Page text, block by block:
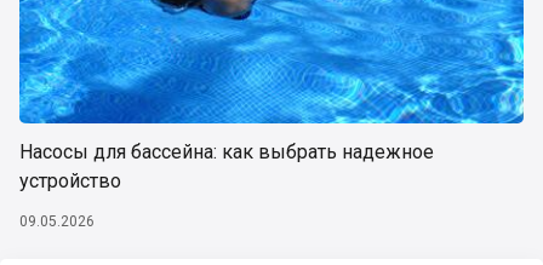
Насосы для бассейна: как выбрать надежное
устройство
09.05.2026